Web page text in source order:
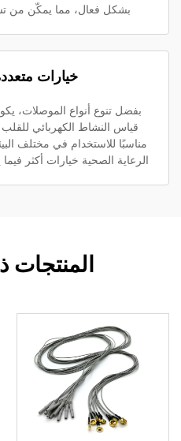
بشكل فعال، مما يمكّن من
خيارات
قياس النشاط الكهربائي للقلب
مناسبًا للاستخدام في مختلف
الرعاية الصحية خيارات أكثر
المنتجات